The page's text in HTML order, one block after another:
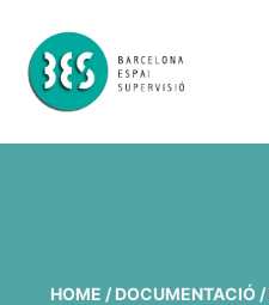
HOME / DOCUMENTACIÓ /